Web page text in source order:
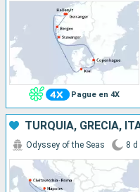
Pague en 4X
TURQUÍA, GRECIA,
Odyssey of the Seas 8 d